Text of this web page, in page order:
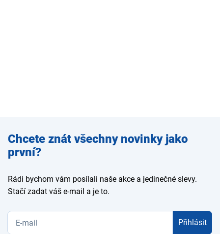
Zadejte
e-mail
Chcete znát všechny novinky jako
první?
Rádi bychom vám posílali naše akce a jedinečné slevy.
Stačí zadat váš e-mail a je to.
Přihlásit